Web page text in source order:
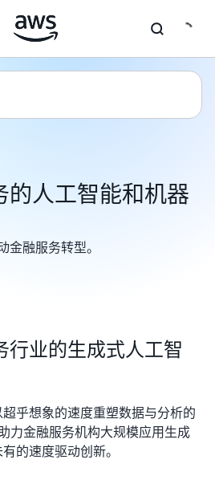
的人工智能和机器
融服务转型。
行业的生成式人工智
乎想象的速度重塑数据与分析的
力金融服务机构大规模应用生成
的速度驱动创新。